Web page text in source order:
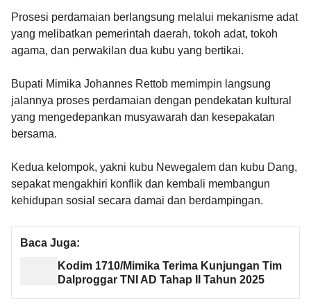
Prosesi perdamaian berlangsung melalui mekanisme adat
yang melibatkan pemerintah daerah, tokoh adat, tokoh
agama, dan perwakilan dua kubu yang bertikai.
Bupati Mimika Johannes Rettob memimpin langsung
jalannya proses perdamaian dengan pendekatan kultural
yang mengedepankan musyawarah dan kesepakatan
bersama.
Kedua kelompok, yakni kubu Newegalem dan kubu Dang,
sepakat mengakhiri konflik dan kembali membangun
kehidupan sosial secara damai dan berdampingan.
Baca Juga:
Kodim 1710/Mimika Terima Kunjungan Tim
Dalproggar TNI AD Tahap II Tahun 2025